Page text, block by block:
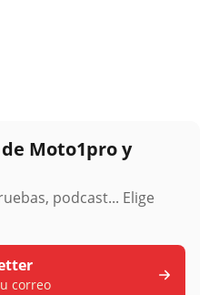
Moto1pro y
podcast... Elige
correo